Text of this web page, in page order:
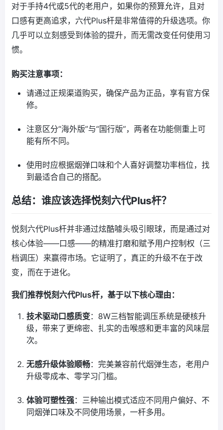
对于手持4代或5代的老用户，如果你的预算允许，且对
口感有更高追求，六代Plus杆是非常值得的升级选项。你
几乎可以立刻感受到体验的提升，而无需改变任何使用习
惯。
购买注意事项：
请通过正规渠道购买，确保产品为正品，享有官方保
修。
注意区分“海外版”与“国行版”，两者在功能侧重上可
能有所不同。
使用时应根据烟弹口味和个人喜好调整功率档位，找
到最适合自己的搭配。
总结：谁应该选择悦刻六代Plus杆？
悦刻六代Plus杆并非通过炫酷噱头吸引眼球，而是通过对
核心体验——口感——的精准打磨和赋予用户控制权（三
档调压）来赢得市场。它证明了，真正的升级不在于改
变，而在于进化。
我们推荐悦刻六代Plus杆，基于以下核心理由：
技术驱动口感质变：8W三档智能调压系统是硬核升
级，带来了更绵密、扎实的击喉感和更丰富的风味层
次。
无感升级体验顺畅：完美兼容前代烟弹生态，老用户
升级零成本、零学习门槛。
体验可塑性强：三种输出模式适应不同用户偏好、不
同烟弹口味及不同使用场景，一杆多用。